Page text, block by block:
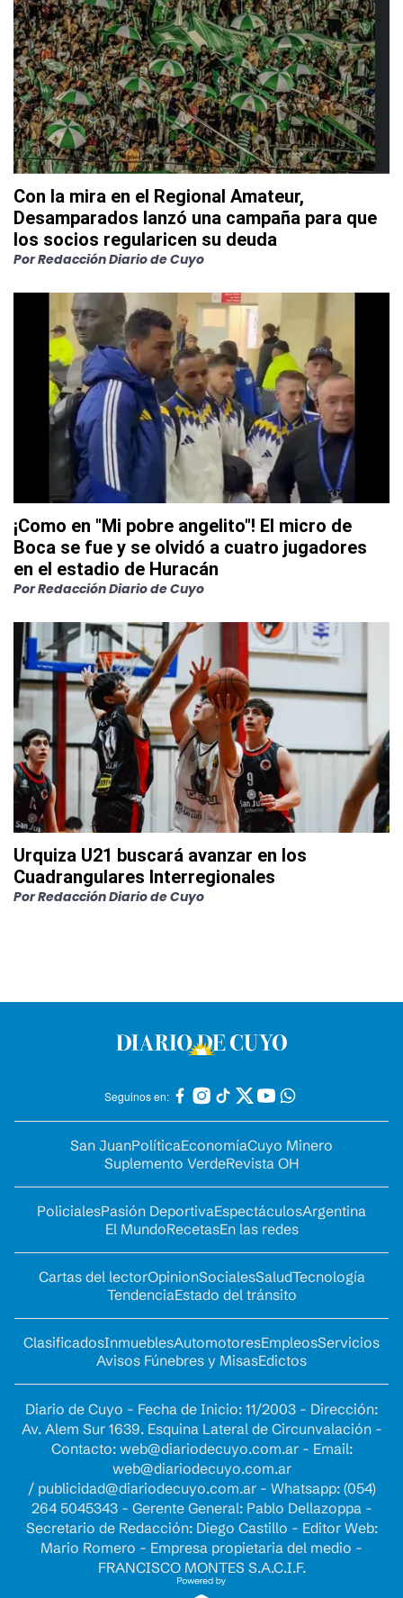
Con la mira en el Regional Amateur,
Desamparados lanzó una campaña para que
los socios regularicen su deuda
PorRedacción Diario de Cuyo
¡Como en "Mi pobre angelito"! El micro de
Boca se fue y se olvidó a cuatro jugadores
en el estadio de Huracán
PorRedacción Diario de Cuyo
Urquiza U21 buscará avanzar en los
Cuadrangulares Interregionales
PorRedacción Diario de Cuyo
Seguinos en:
San JuanPolíticaEconomíaCuyo Minero
Suplemento VerdeRevista OH
PolicialesPasión DeportivaEspectáculosArgentina
El MundoRecetasEn las redes
Cartas del lectorOpinionSocialesSaludTecnología
TendenciaEstado del tránsito
ClasificadosInmueblesAutomotoresEmpleosServicios
Avisos Fúnebres y MisasEdictos
Diario de Cuyo - Fecha de Inicio: 11/2003 - Dirección:
Av. Alem Sur 1639. Esquina Lateral de Circunvalación -
Contacto: web@diariodecuyo.com.ar- Email:
web@diariodecuyo.com.ar
/ publicidad@diariodecuyo.com.ar- Whatsapp: (054)
264 5045343 - Gerente General: Pablo Dellazoppa -
Secretario de Redacción: Diego Castillo - Editor Web:
Mario Romero - Empresa propietaria del medio -
FRANCISCO MONTES S.A.C.I.F.